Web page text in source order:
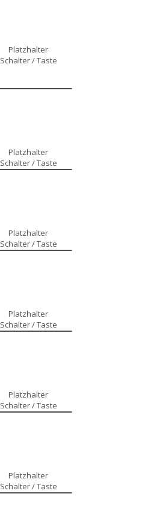
Platzhalter
Schalter / Taste
Platzhalter
Schalter / Taste
Platzhalter
Schalter / Taste
Platzhalter
Schalter / Taste
Platzhalter
Schalter / Taste
Platzhalter
Schalter / Taste